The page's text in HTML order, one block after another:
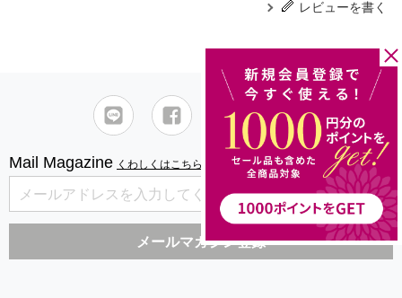
レビューを書く
Mail Magazine くわしくはこちら